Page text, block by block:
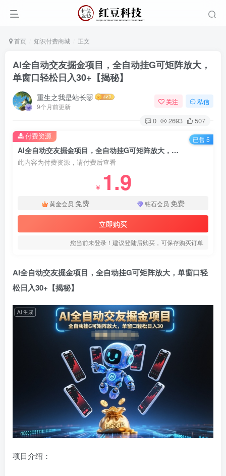
首页 知识付费商城 正文
AI全自动交友掘金项目，全自动挂G可矩阵放大，
单窗口轻松日入30+【揭秘】
重生之我是站长🐷
9个月前更新
关注 私信
0 2693 507
AI全自动交友掘金项目，全自动挂G可矩阵放大，单窗口轻松日入30+【揭秘】
此内容为付费资源，请付费后查看
￥ 1.9
黄金会员 免费 钻石会员 免费
立即购买
您当前未登录！建议登陆后购买，可保存购买订单
付费资源 已售 5
AI全自动交友掘金项目，全自动挂G可矩阵放大，单窗口轻
松日入30+【揭秘】
项目介绍：